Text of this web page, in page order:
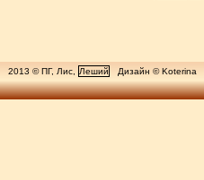
2013 © ПГ, Лис, Леший Дизайн © Koterina